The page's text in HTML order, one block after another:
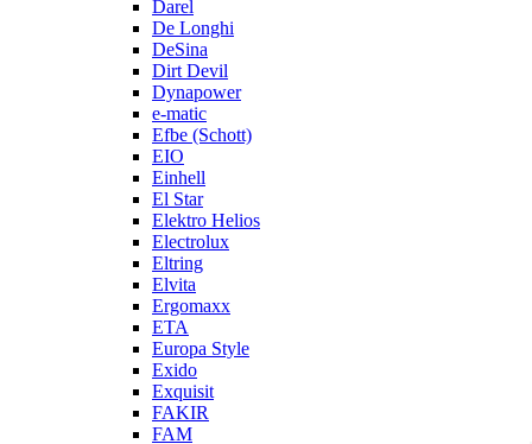
Darel
De Longhi
DeSina
Dirt Devil
Dynapower
e-matic
Efbe (Schott)
EIO
Einhell
El Star
Elektro Helios
Electrolux
Eltring
Elvita
Ergomaxx
ETA
Europa Style
Exido
Exquisit
FAKIR
FAM